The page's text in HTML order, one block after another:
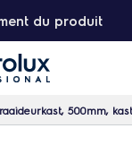
du produit
500mm,